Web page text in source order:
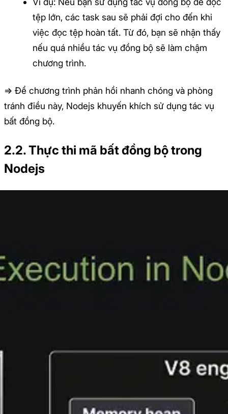
tệp lớn, các task sau sẽ phải đợi cho đến khi
việc đọc tệp hoàn tất. Từ đó, bạn sẽ nhận thấy
nếu quá nhiều tác vụ đồng bộ sẽ làm chậm
chương trình.
=> Để chương trình phản hồi nhanh chóng và phòng
tránh điều này, Nodejs khuyến khích sử dụng tác vụ
bất đồng bộ.
2.2. Thực thi mã bất đồng bộ trong
Nodejs